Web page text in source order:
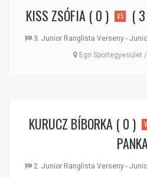
KISS ZSÓFIA ( 0 ) VS (
3. Junior Ranglista Verseny -
Egri Sportegyesület
KURUCZ BÍBORKA ( 0 )
PANKA
2. Junior Ranglista Verseny -